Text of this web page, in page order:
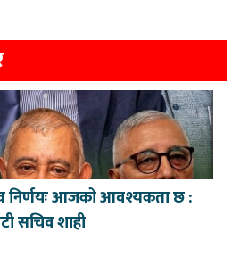
निर्णयः आजको आवश्यकता छ :
सचिव शाही